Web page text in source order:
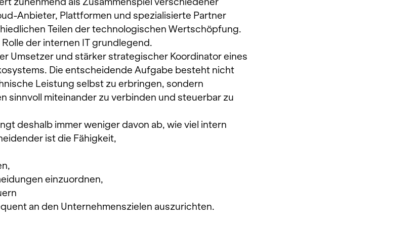
Anbieter, Plattformen und spezialisierte Partner
Teilen der technologischen Wertschöpfung.
der internen IT grundlegend.
Umsetzer und stärker strategischer Koordinator eines
Die entscheidende Aufgabe besteht nicht
Leistung selbst zu erbringen, sondern
sinnvoll miteinander zu verbinden und steuerbar zu
deshalb immer weniger davon ab, wie viel intern
ist die Fähigkeit,
einzuordnen,
an den Unternehmenszielen auszurichten.